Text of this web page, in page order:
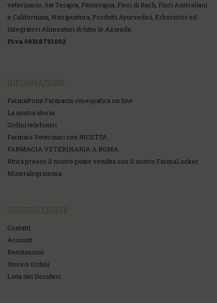
veterinario, Sat Terapia, Fitoterapia, Fiori di Bach, Fiori Australiani
e Californiani, Nutripuntura, Prodotti Ayurvedici, Erboristici ed
Integratori Alimentari di tutte le Aziende.
P.iva 09318791002
INFORMAZIONI
FarmaPoint Farmacia omeopatica on line
La nostra storia
Ordini telefonici
Farmaci Veterinari con RICETTA
FARMACIA VETERINARIA A ROMA
Ritira presso il nostro punto vendita con il nostro FarmaLocker
Mineralogramma
SERVIZI CLIENTE
Contatti
Account
Restituzioni
Storico Ordini
Lista dei Desideri